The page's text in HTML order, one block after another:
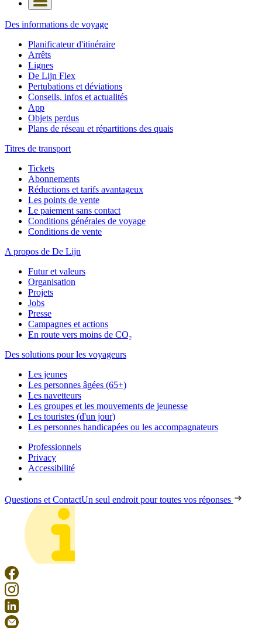
Des informations de voyage
Planificateur d'itinéraire
Arrêts
Lignes
De Lijn Flex
Pertubations et déviations
Conseils, infos et actualités
App
Objets perdus
Plans de réseau et répartitions des quais
Titres de transport
Tickets
Abonnements
Réductions et tarifs avantageux
Les points de vente
Le paiement sans contact
Conditions générales de voyage
Conditions de vente
A propos de De Lijn
Futur et valeurs
Organisation
Projets
Jobs
Presse
Campagnes et actions
En route vers moins de CO₂
Des solutions pour les voyageurs
Les jeunes
Les personnes âgées (65+)
Les navetteurs
Les groupes et les mouvements de jeunesse
Les touristes (d'un jour)
Les personnes handicapées ou les accompagnateurs
Professionnels
Privacy
Accessibilité
Questions et ContactUn seul endroit pour toutes vos réponses